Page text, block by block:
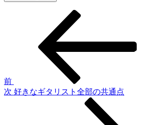
ゲ
ー
前
次
次 好きなギタリスト全部の共通点